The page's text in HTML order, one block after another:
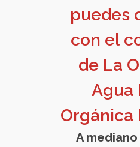
puedes
con el
de La
Agua
Orgánica
A